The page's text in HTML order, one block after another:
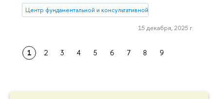
Центр фундаментальной и консультативной персонологии
15 декабря, 2025 г.
1 2 3 4 5 6 7 8 9